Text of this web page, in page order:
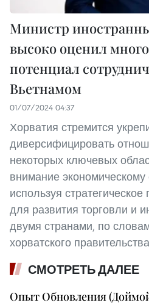
Министр
высоко оценил
потенциал
Вьетнамом
01/07/2024 04:37
Хорватия стремится
диверсифицировать
некоторых ключевых
внимание экономическому
используя
для развития торговли и
двумя странами, по
хорватского
СМОТРЕТЬ ДАЛЕЕ
Опыт Обновления